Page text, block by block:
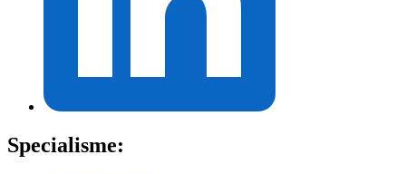
Specialisme: